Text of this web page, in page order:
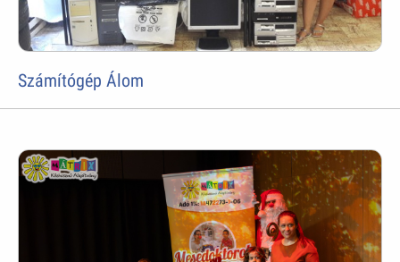
Számítógép Álom